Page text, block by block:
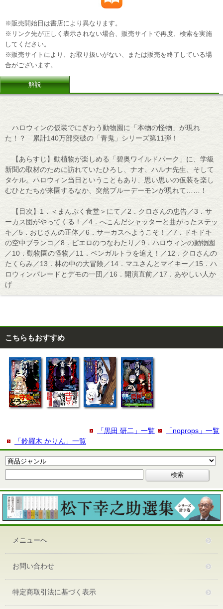
※販売開始日は書店により異なります。
※リンク先が正しく表示されない場合、販売サイトで再度、検索を実施
してください。
※販売サイトにより、お取り扱いがない、または販売を終了している場
合がございます。
解説
ハロウィンの仮装でにぎわう動物園に「本物の怪物」が現れ
た！？ 累計140万部突破の「青鬼」シリーズ第11弾！
【あらすじ】動植物が楽しめる「碧奥ワイルドパーク」に、学級
新聞の取材のために訪れていたひろし、ナオ、ハルナ先生、そして
タケル。ハロウィン当日ということもあり、思い思いの仮装を楽し
むひとたちが来園するなか、突然ブルーデーモンが現れて……！
【目次】1．＜まんぷく食堂＞にて／2．クロさんの忠告／3．サ
ーカス団がやってくる！／4．へこんだシャッターと曲がったステッ
キ／5．おじさんの正体／6．サーカスへようこそ！／7．ドキドキ
の空中ブランコ／8．ピエロのつなわたり／9．ハロウィンの動物園
／10．動物園の怪物／11．ベンガルトラを追え！／12．クロさんの
たくらみ／13．林の中の大冒険／14．マユさんとマイキー／15．ハ
ロウィンパレードとデモの一団／16．開演直前／17．あやしい人か
げ
こちらもおすすめ
「noprops」一覧
「黒田 研二」一覧
「鈴羅木 かりん」一覧
メニューへ
お問い合わせ
特定商取引法に基づく表示